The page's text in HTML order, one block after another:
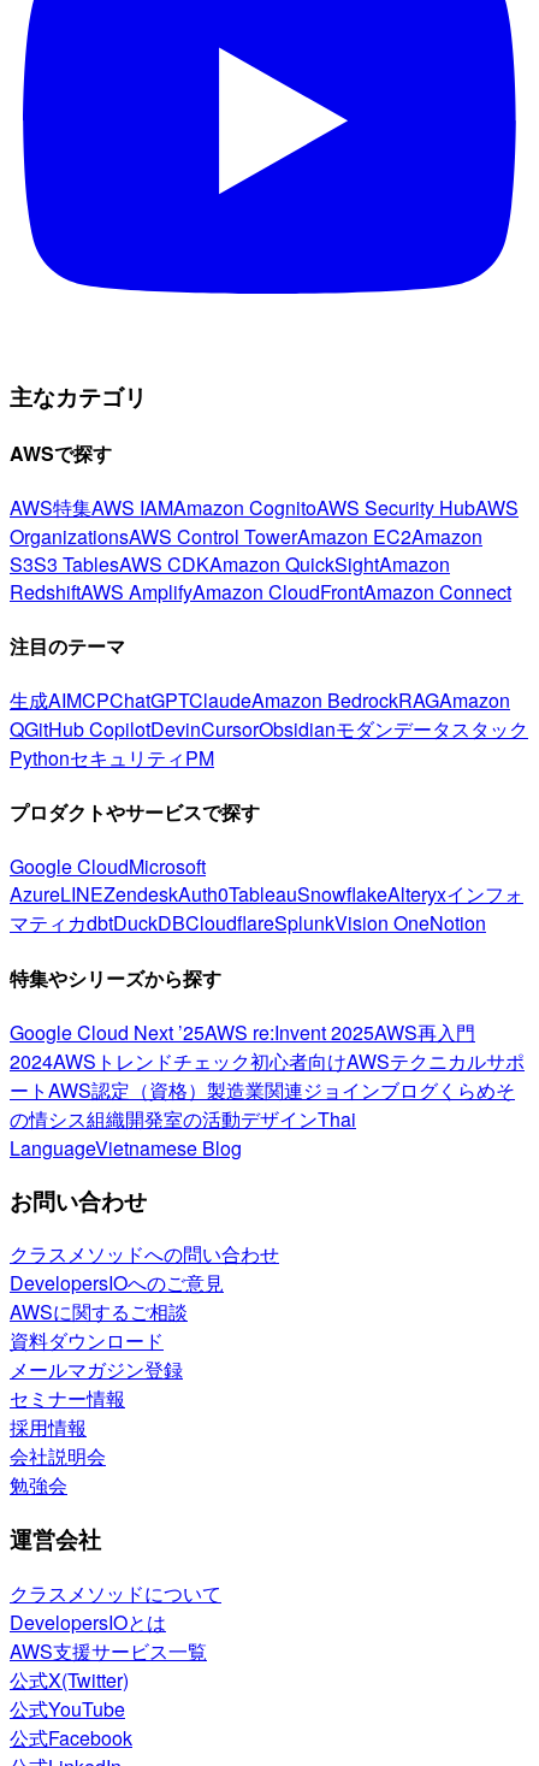
主なカテゴリ
AWSで探す
AWS特集AWS IAMAmazon CognitoAWS Security HubAWS
OrganizationsAWS Control TowerAmazon EC2Amazon
S3S3 TablesAWS CDKAmazon QuickSightAmazon
RedshiftAWS AmplifyAmazon CloudFrontAmazon Connect
注目のテーマ
生成AIMCPChatGPTClaudeAmazon BedrockRAGAmazon
QGitHub CopilotDevinCursorObsidianモダンデータスタック
PythonセキュリティPM
プロダクトやサービスで探す
Google CloudMicrosoft
AzureLINEZendeskAuth0TableauSnowflakeAlteryxインフォ
マティカdbtDuckDBCloudflareSplunkVision OneNotion
特集やシリーズから探す
Google Cloud Next ’25AWS re:Invent 2025AWS再入門
2024AWSトレンドチェック初心者向けAWSテクニカルサポ
ートAWS認定（資格） 製造業関連ジョインブログくらめそ
の情シス組織開発室の活動デザインThai
LanguageVietnamese Blog
お問い合わせ
クラスメソッドへの問い合わせ
DevelopersIOへのご意見
AWSに関するご相談
資料ダウンロード
メールマガジン登録
セミナー情報
採用情報
会社説明会
勉強会
運営会社
クラスメソッドについて
DevelopersIOとは
AWS支援サービス一覧
公式X(Twitter)
公式YouTube
公式Facebook